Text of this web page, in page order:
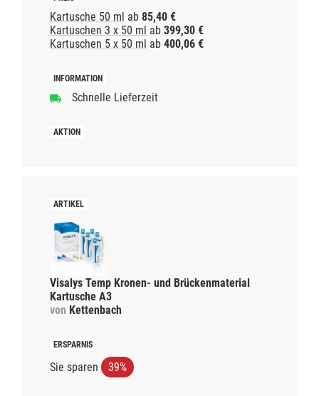
Kartusche 50 ml ab 85,40 €
Kartuschen 3 x 50 ml ab 399,30 €
Kartuschen 5 x 50 ml ab 400,06 €
Schnelle Lieferzeit
Visalys Temp Kronen- und Brückenmaterial
Kartusche A3
von Kettenbach
Sie sparen 39%